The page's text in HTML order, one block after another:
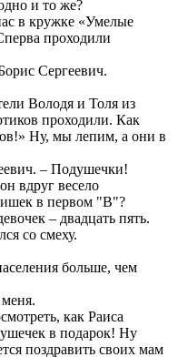
и то же?
в кружке «Умелые
проходили
Сергеевич.
Володя и Толя из
проходили. Как
Ну, мы лепим, а они в
– Подушечки!
вдруг весело
в первом "В"?
– двадцать пять.
со смеху.
больше, чем
как Раиса
в подарок! Ну
поздравить своих мам